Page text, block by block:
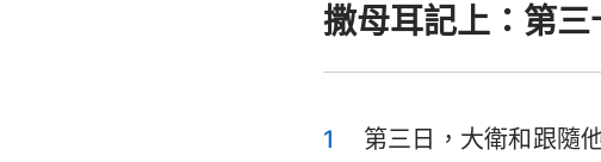
舊約聖經
利未記 民
撒母耳記上：第三
1
第三日，大衛和跟隨